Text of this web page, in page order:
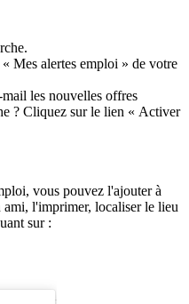
Mes alertes emploi » de votre
les nouvelles offres
? Cliquez sur le lien « Activer
vous pouvez l'ajouter à
l'imprimer, localiser le lieu
sur :